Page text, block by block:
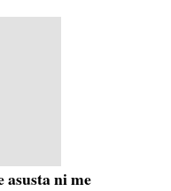
asusta ni me